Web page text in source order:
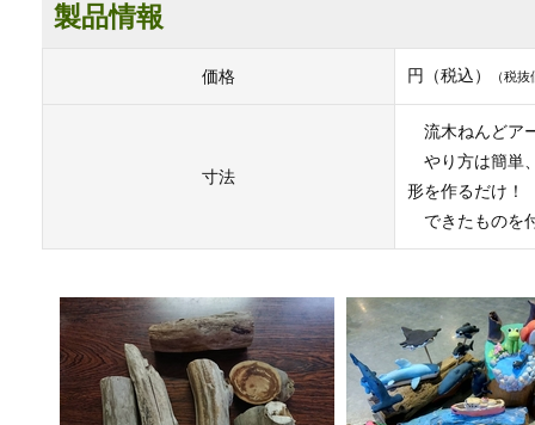
製品情報
価格 円（税込） （税
寸法
流木ねんどア
やり方は簡単
形を作るだけ！
できたものを